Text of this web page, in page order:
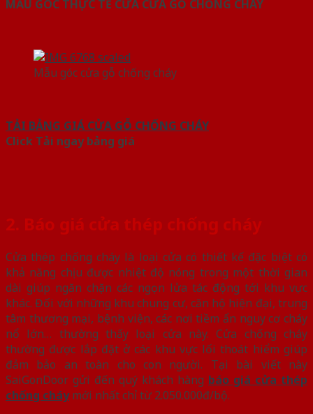
MẪU GÓC THỰC TẾ CỬA CỬA GỖ CHỐNG CHÁY
Mẫu góc cửa gỗ chống cháy
TẢI BẢNG GIÁ CỬA GỖ CHỐNG CHÁY
Click Tải ngay bảng giá
2. Báo giá cửa thép chống cháy
Cửa thép chống cháy là loại cửa có thiết kế đặc biệt có
khả năng chịu được nhiệt độ nóng trong một thời gian
dài giúp ngăn chặn các ngọn lửa tác động tới khu vực
khác. Đối với những khu chung cư, căn hộ hiện đại, trung
tâm thương mại, bệnh viện, các nơi tiềm ẩn nguy cơ cháy
nổ lớn… thường thấy loại cửa này. Cửa chống cháy
thường được lắp đặt ở các khu vực lối thoát hiểm giúp
đảm bảo an toàn cho con người. Tại bài viết này
SaiGonDoor gửi đến quý khách hàng báo giá cửa thép
chống cháymới nhất chỉ từ 2.050.000đ/bộ.